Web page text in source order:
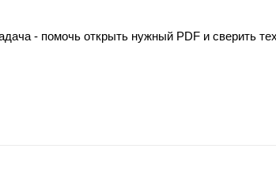
- помочь открыть нужный PDF и сверить